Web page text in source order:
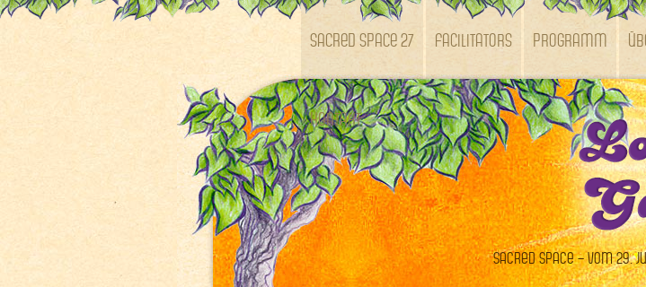
SACRED SPACE 27 Facilitators Programm
Kontakt
Sacred Space – vom 29.